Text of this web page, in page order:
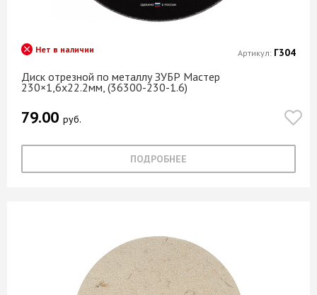
Диск отрезной по металлу ЗУБР Мастер
230×1,6х22.2мм, (36300-230-1.6)
Нет в наличии
79.00 руб.
ПОДРОБНЕЕ
Артикул: Г304